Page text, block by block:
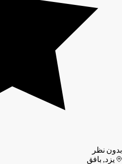
بدون نظر
یزد, بافق